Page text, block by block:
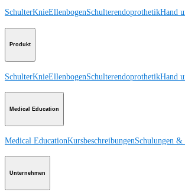
SchulterKnieEllenbogenSchulterendoprothetikHand
Produkt
SchulterKnieEllenbogenSchulterendoprothetikHand
Medical Education
Medical EducationKursbeschreibungenSchulungen &
Unternehmen